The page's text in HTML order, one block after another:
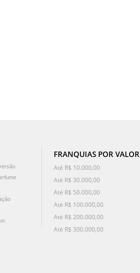
FRANQUIAS POR VALOR
Até R$ 10.000,00
Até R$ 30.000,00
Até R$ 50.000,00
Até R$ 100.000,00
Até R$ 200.000,00
Até R$ 300.000,00